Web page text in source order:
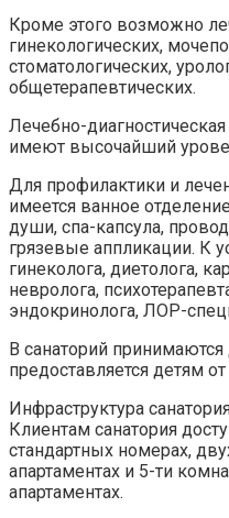
Кроме этого возможно
гинекологических,
стоматологических,
общетерапевтических.
Лечебно-
имеют высочайший
Для профилактики и
имеется ванное
души, спа-капсула,
грязевые аппликации. К
гинеколога, диетолога,
невролога,
эндокринолога, ЛОР-
В санаторий принимаются
предоставляется детям
Инфраструктура
Клиентам санатория
стандартных номерах,
апартаментах и 5-ти
апартаментах.